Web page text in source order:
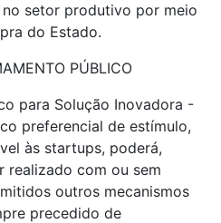
setor produtivo por meio
do Estado.
PÚBLICO
para Solução Inovadora -
preferencial de estímulo,
às startups, poderá,
realizado com ou sem
outros mecanismos
precedido de